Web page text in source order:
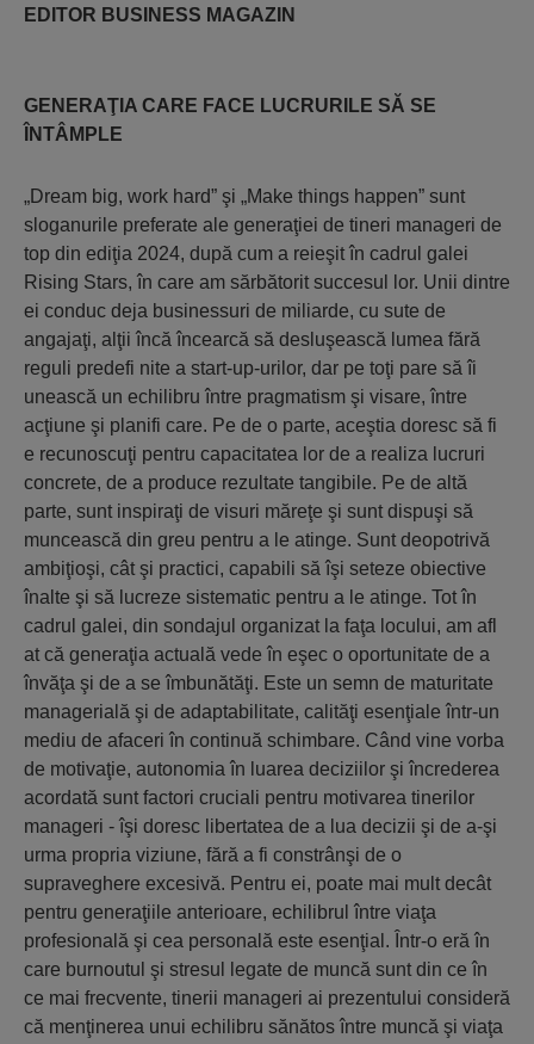
EDITOR BUSINESS MAGAZIN
GENERAŢIA CARE FACE LUCRURILE SĂ SE
ÎNTÂMPLE
„Dream big, work hard” şi „Make things happen” sunt
sloganurile preferate ale generaţiei de tineri manageri de
top din ediţia 2024, după cum a reieşit în cadrul galei
Rising Stars, în care am sărbătorit succesul lor. Unii dintre
ei conduc deja businessuri de miliarde, cu sute de
angajaţi, alţii încă încearcă să desluşească lumea fără
reguli predefi nite a start-up-urilor, dar pe toţi pare să îi
unească un echilibru între pragmatism şi visare, între
acţiune şi planifi care. Pe de o parte, aceştia doresc să fi
e recunoscuţi pentru capacitatea lor de a realiza lucruri
concrete, de a produce rezultate tangibile. Pe de altă
parte, sunt inspiraţi de visuri măreţe şi sunt dispuşi să
muncească din greu pentru a le atinge. Sunt deopotrivă
ambiţioşi, cât şi practici, capabili să îşi seteze obiective
înalte şi să lucreze sistematic pentru a le atinge. Tot în
cadrul galei, din sondajul organizat la faţa locului, am afl
at că generaţia actuală vede în eşec o oportunitate de a
învăţa şi de a se îmbunătăţi. Este un semn de maturitate
managerială şi de adaptabilitate, calităţi esenţiale într-un
mediu de afaceri în continuă schimbare. Când vine vorba
de motivaţie, autonomia în luarea deciziilor şi încrederea
acordată sunt factori cruciali pentru motivarea tinerilor
manageri - îşi doresc libertatea de a lua decizii şi de a-şi
urma propria viziune, fără a fi constrânşi de o
supraveghere excesivă. Pentru ei, poate mai mult decât
pentru generaţiile anterioare, echilibrul între viaţa
profesională şi cea personală este esenţial. Într-o eră în
care burnoutul şi stresul legate de muncă sunt din ce în
ce mai frecvente, tinerii manageri ai prezentului consideră
că menţinerea unui echilibru sănătos între muncă şi viaţa